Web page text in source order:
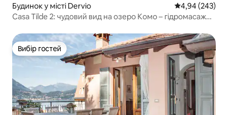
Будинок у місті Dervio Середня
4,94 (243)
Casa Tilde 2: чудовий вид на озеро Комо – гідромасажна
Вибір гостей
Вибір гостей